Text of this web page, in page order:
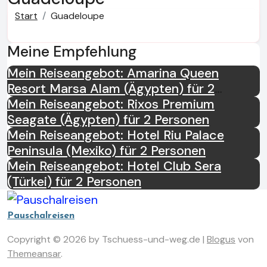
Start Guadeloupe
Meine Empfehlung
Mein Reiseangebot: Amarina Queen
Resort Marsa Alam (Ägypten) für 2
Personen
Mein Reiseangebot: Rixos Premium
Seagate (Ägypten) für 2 Personen
Mein Reiseangebot: Hotel Riu Palace
Peninsula (Mexiko) für 2 Personen
Mein Reiseangebot: Hotel Club Sera
(Türkei) für 2 Personen
Pauschalreisen
Copyright © 2026 by Tschuess-und-weg.de | Blogus von
Themeansar.